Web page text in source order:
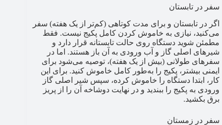
سفر در تابستان
اگر در تابستان و برای مدت کوتاهی (کم‌تر از یک هفته) سفر
می‌کنید، نیازی به خاموش کردن کامل پکیج نیست. فقط
مطمئن شوید دستگاه روی حالت تابستانه قرار دارد و
شیرهای اصلی گاز و آب ورودی به آن باز هستند. اما در
سفرهای طولانی (بیش از یک هفته)، توصیه می‌شود برای
ایمنی بیشتر، پکیج را به‌طور کامل خاموش کنید. برای این
کار، ابتدا دستگاه را خاموش کرده، سپس شیر اصلی گاز
ورودی به پکیج را ببندید و در نهایت دوشاخه آن را از پریز
برق بکشید.
سفر در زمستان